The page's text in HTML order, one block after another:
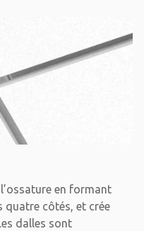
en formant
quatre côtés, et crée
dalles sont